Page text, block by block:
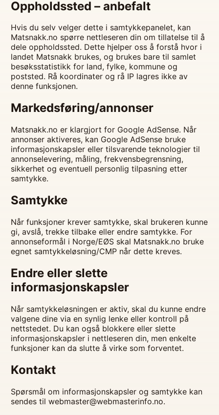
Oppholdssted – anbefalt
Hvis du selv velger dette i samtykkepanelet, kan
Matsnakk.no spørre nettleseren din om tillatelse til å
dele oppholdssted. Dette hjelper oss å forstå hvor i
landet Matsnakk brukes, og brukes bare til samlet
besøksstatistikk for land, fylke, kommune og
poststed. Rå koordinater og rå IP lagres ikke av
denne funksjonen.
Markedsføring/annonser
Matsnakk.no er klargjort for Google AdSense. Når
annonser aktiveres, kan Google AdSense bruke
informasjonskapsler eller tilsvarende teknologier til
annonselevering, måling, frekvensbegrensning,
sikkerhet og eventuell personlig tilpasning etter
samtykke.
Samtykke
Når funksjoner krever samtykke, skal brukeren kunne
gi, avslå, trekke tilbake eller endre samtykke. For
annonseformål i Norge/EØS skal Matsnakk.no bruke
egnet samtykkeløsning/CMP når dette kreves.
Endre eller slette
informasjonskapsler
Når samtykkeløsningen er aktiv, skal du kunne endre
valgene dine via en synlig lenke eller kontroll på
nettstedet. Du kan også blokkere eller slette
informasjonskapsler i nettleseren din, men enkelte
funksjoner kan da slutte å virke som forventet.
Kontakt
Spørsmål om informasjonskapsler og samtykke kan
sendes til webmaster@webmasterinfo.no.